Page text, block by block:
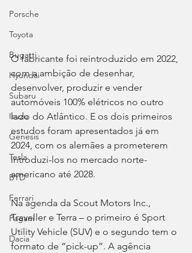
Porsche
Toyota
Bugatti
Hyundai
Subaru
Isuzu
Genesis
Tesla
BYD
Ferrari
Pagani
Dacia
O fabricante foi reintroduzido em 2022,
com a ambição de desenhar,
desenvolver, produzir e vender
automóveis 100% elétricos no outro
lado do Atlântico. E os dois primeiros
estudos foram apresentados já em
2024, com os alemães a prometerem
introduzi-los no mercado norte-
americano até 2028.
Na agenda da Scout Motors Inc.,
Traveller e Terra – o primeiro é Sport
Utility Vehicle (SUV) e o segundo tem o
formato de “pick-up”. A agência